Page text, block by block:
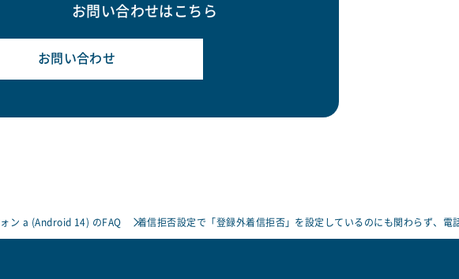
お問い合わせはこちら
お問い合わせ
ン a (Android 14) のFAQ 着信拒否設定で「登録外着信拒否」を設定しているのにも関わらず、電